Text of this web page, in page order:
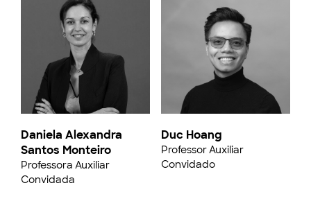
Daniela Alexandra
Santos Monteiro
Professora Auxiliar
Convidada
Duc Hoang
Professor Auxiliar
Convidado